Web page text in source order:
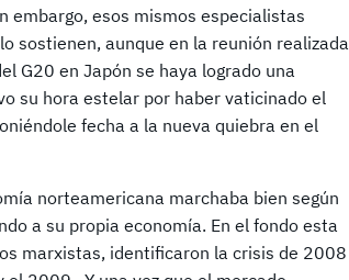
embargo, esos mismos especialistas
sostienen, aunque en la reunión realizada
G20 en Japón se haya logrado una
su hora estelar por haber vaticinado el
fecha a la nueva quiebra en el
norteamericana marchaba bien según
a su propia economía. En el fondo esta
marxistas, identificaron la crisis de 2008